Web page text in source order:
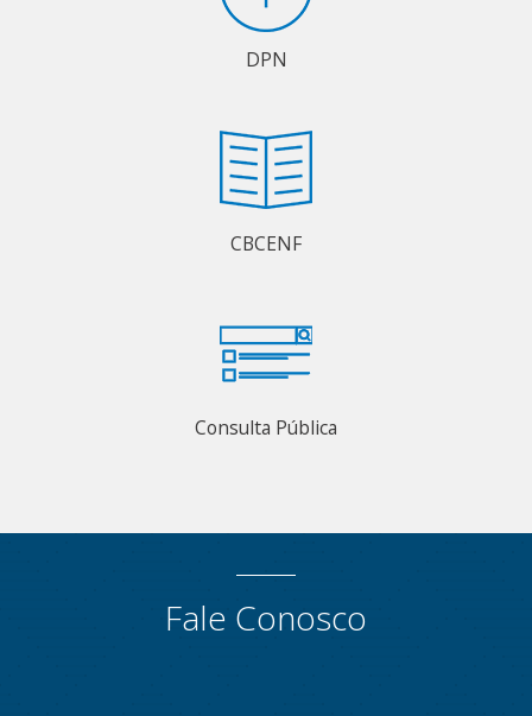
DPN
CBCENF
Consulta Pública
Fale Conosco